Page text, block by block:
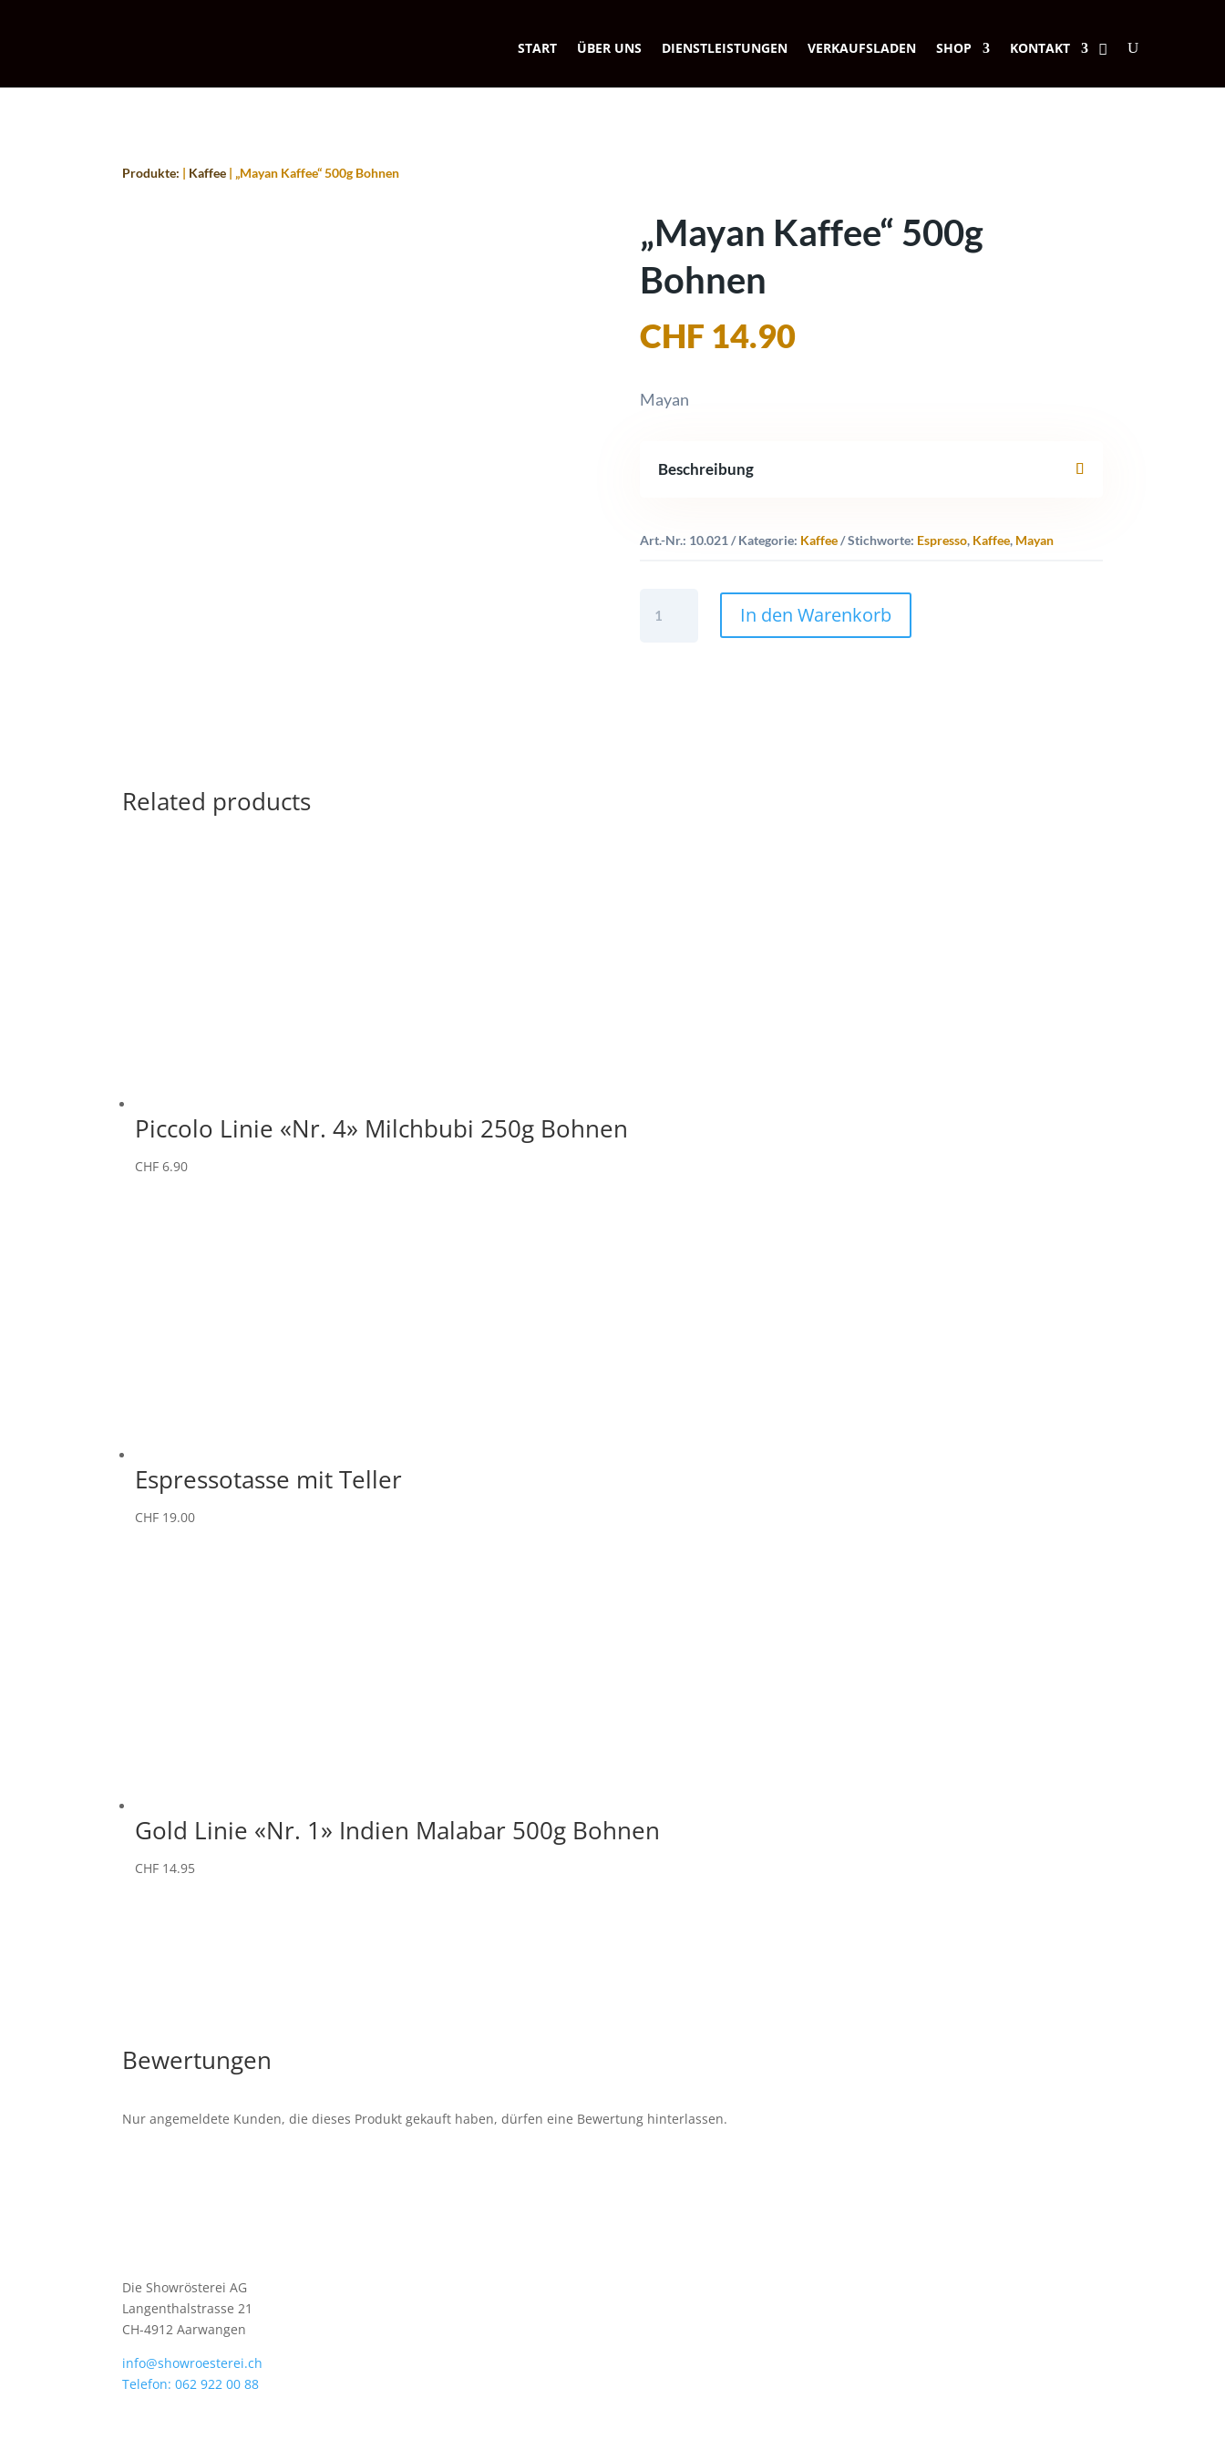
START ÜBER UNS DIENSTLEISTUNGEN VERKAUFSLADEN SHOP KONTAKT
Produkte: | Kaffee | „Mayan Kaffee“ 500g Bohnen
„Mayan Kaffee“ 500g
Bohnen
CHF 14.90
Mayan
Beschreibung
Art.-Nr.: 10.021 Kategorie: Kaffee Stichworte: Espresso, Kaffee, Mayan
Kaffee"
In den Warenkorb
Related products
Piccolo Linie «Nr. 4» Milchbubi 250g Bohnen
CHF 6.90
Espressotasse mit Teller
CHF 19.00
Gold Linie «Nr. 1» Indien Malabar 500g Bohnen
CHF 14.95
Bewertungen
Nur angemeldete Kunden, die dieses Produkt gekauft haben, dürfen eine Bewertung hinterlassen.
Die Showrösterei AG
Langenthalstrasse 21
CH-4912 Aarwangen
info@showroesterei.ch
Telefon: 062 922 00 88